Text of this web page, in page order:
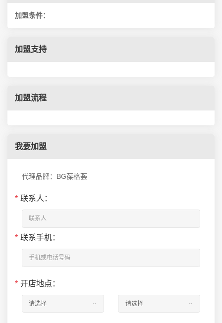
加盟条件：
加盟支持
加盟流程
我要加盟
代理品牌：BG葆格荟
* 联系人：
* 联系手机：
* 开店地点：